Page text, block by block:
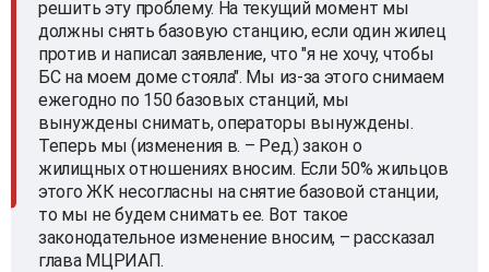
решить эту проблему. На текущий момент мы
должны снять базовую станцию, если один жилец
против и написал заявление, что "я не хочу, чтобы
БС на моем доме стояла". Мы из-за этого снимаем
ежегодно по 150 базовых станций, мы
вынуждены снимать, операторы вынуждены.
Теперь мы (изменения в. – Ред.) закон о
жилищных отношениях вносим. Если 50% жильцов
этого ЖК несогласны на снятие базовой станции,
то мы не будем снимать ее. Вот такое
законодательное изменение вносим, – рассказал
глава МЦРИАП.